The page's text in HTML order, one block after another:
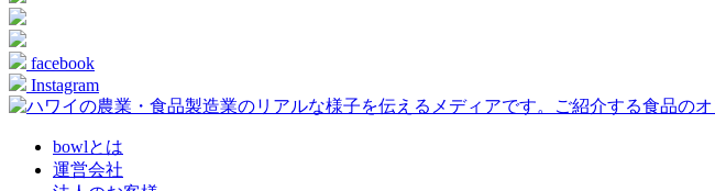
facebook
Instagram
bowlとは
運営会社